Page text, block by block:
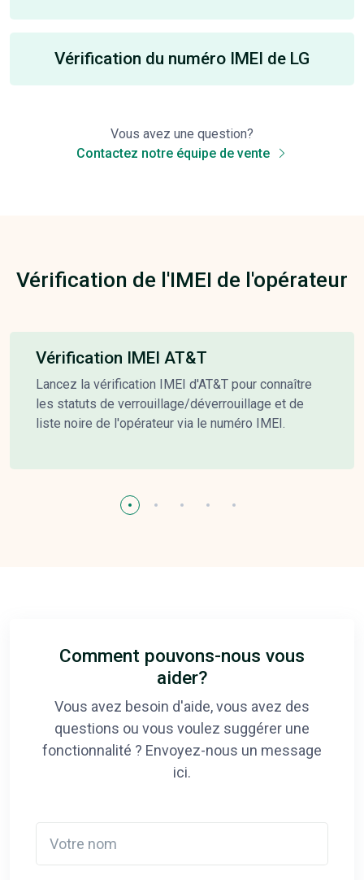
Vérification du numéro IMEI de LG
Vous avez une question?
Contactez notre équipe de vente
Vérification de l'IMEI de l'opérateur
Vérification IMEI AT&T
Lancez la vérification IMEI d'AT&T pour connaître
les statuts de verrouillage/déverrouillage et de
liste noire de l'opérateur via le numéro IMEI.
Comment pouvons-nous vous
aider?
Vous avez besoin d'aide, vous avez des
questions ou vous voulez suggérer une
fonctionnalité ? Envoyez-nous un message
ici.